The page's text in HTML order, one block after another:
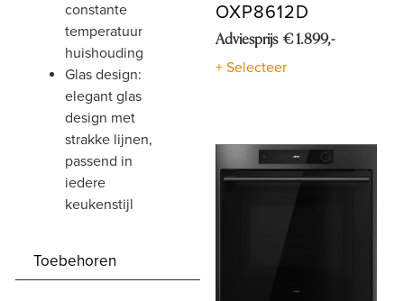
constante
temperatuur
huishouding
glas design:
elegant glas
design met
strakke lijnen,
passend in
iedere
keukenstijl
Toebehoren
OXP8612D
Adviesprijs € 1.899,-
+ Selecteer